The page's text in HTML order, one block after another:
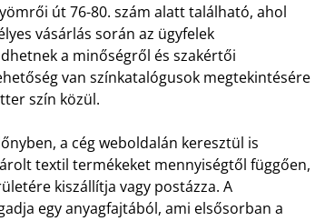
út 76-80. szám alatt található, ahol
vásárlás során az ügyfelek
a minőségről és szakértői
van színkatalógusok megtekintésére
szín közül.
a cég weboldalán keresztül is
textil termékeket mennyiségtől függően,
kiszállítja vagy postázza. A
egy anyagfajtából, ami elsősorban a